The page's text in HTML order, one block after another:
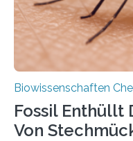
nächsten…
Biowissenschaften
Fossil Enthüllt
Von